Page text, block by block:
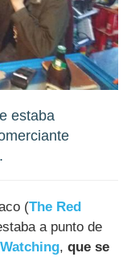
estaba
(The Red
a punto de
,que se